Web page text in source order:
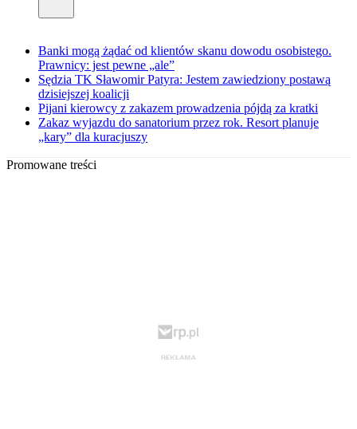
Banki mogą żądać od klientów skanu dowodu osobistego.
Prawnicy: jest pewne „ale”
Sędzia TK Sławomir Patyra: Jestem zawiedziony postawą
dzisiejszej koalicji
Pijani kierowcy z zakazem prowadzenia pójdą za kratki
Zakaz wyjazdu do sanatorium przez rok. Resort planuje
„kary” dla kuracjuszy
Promowane treści